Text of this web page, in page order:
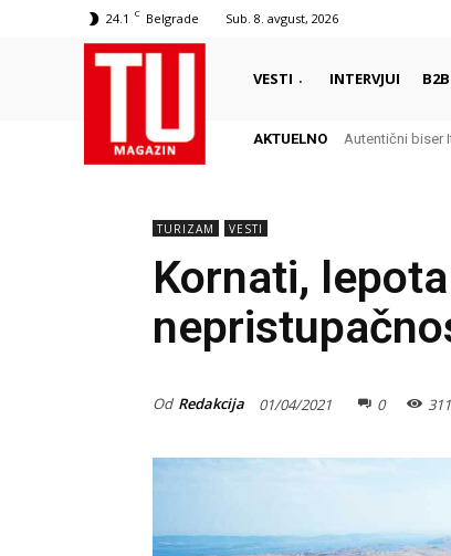
24.1 C Belgrade Sub. 8. avgust, 2026
VESTI INTERVJUI
AKTUELNO Delikates sa
Autentični biser
TURIZAM VESTI
Kornati,
Od Redakcija 01/04/2021 0